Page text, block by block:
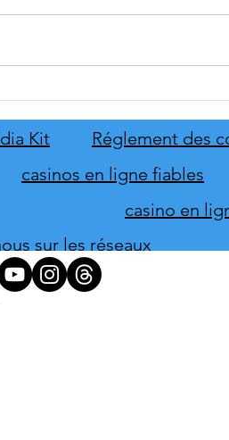
de son
Kit
Réglement des
casinos en ligne fiables
casino en
sur les réseaux